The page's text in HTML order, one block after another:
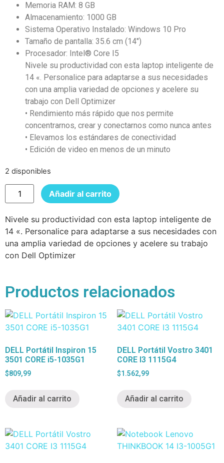
Memoria RAM: 8 GB
Almacenamiento: 1000 GB
Sistema Operativo Instalado: Windows 10 Pro
Tamaño de pantalla: 35.6 cm (14″)
Procesador: Intel® Core I5
Nivele su productividad con esta laptop inteligente de
14 «. Personalice para adaptarse a sus necesidades
con una amplia variedad de opciones y acelere su
trabajo con Dell Optimizer
• Rendimiento más rápido que nos permite
concentrarnos, crear y conectarnos como nunca antes
• Elevamos los estándares de conectividad
• Edición de video en menos de un minuto
2 disponibles
Añadir al carrito
Nivele su productividad con esta laptop inteligente de
14 «. Personalice para adaptarse a sus necesidades con
una amplia variedad de opciones y acelere su trabajo
con Dell Optimizer
Productos relacionados
DELL Portátil Inspiron 15
3501 CORE i5-1035G1
$809,99
Añadir al carrito
DELL Portátil Vostro 3401
CORE I3 1115G4
$1.562,99
Añadir al carrito